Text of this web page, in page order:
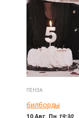
ПЕНЗА
билборды
10 Авг. Пн 19:30